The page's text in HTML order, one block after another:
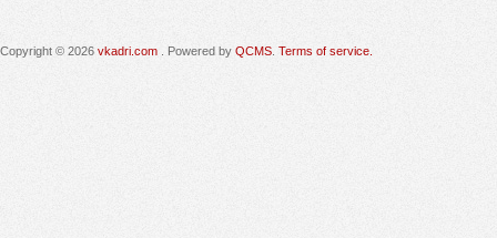
Copyright © 2026 vkadri.com . Powered by QCMS Terms of service.